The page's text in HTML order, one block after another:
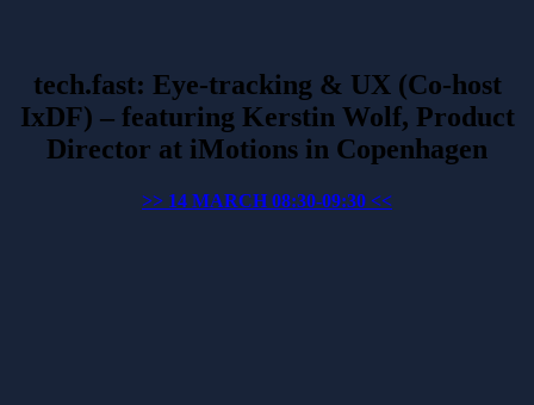
tech.fast: Eye-tracking & UX (Co-host
IxDF) – featuring Kerstin Wolf, Product
Director at iMotions in Copenhagen
>> 14 MARCH 08:30-09:30 <<